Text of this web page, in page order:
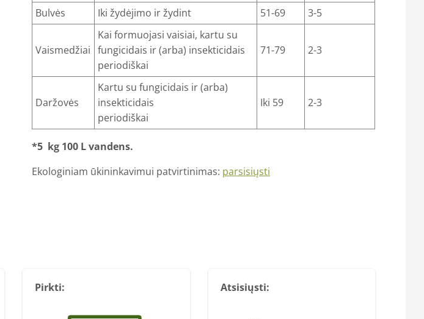
Bulvės Iki žydėjimo ir žydint 51-69 3-5
Vaismedžiai
Kai formuojasi vaisiai, kartu su
fungicidais ir (arba) insekticidais
periodiškai
71-79 2-3
Daržovės
Kartu su fungicidais ir (arba)
insekticidais
periodiškai
Iki 59 2-3
*5 kg 100 L vandens.
Ekologiniam ūkininkavimui patvirtinimas: parsisiųsti
Pirkti: Atsisiųsti: